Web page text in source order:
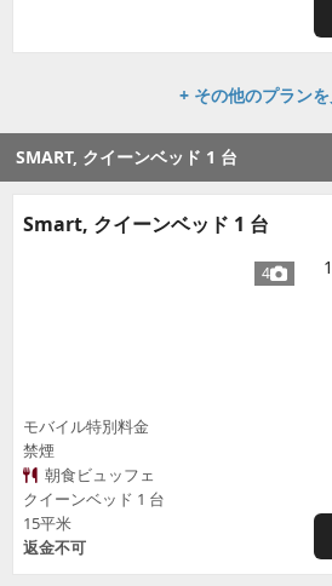
+ その他のプラン
SMART, クイーンベッド 1 台
Smart, クイーンベッド 1 台
4
モバイル特別料金
禁煙
朝食ビュッフェ
クイーンベッド 1 台
15平米
返金不可